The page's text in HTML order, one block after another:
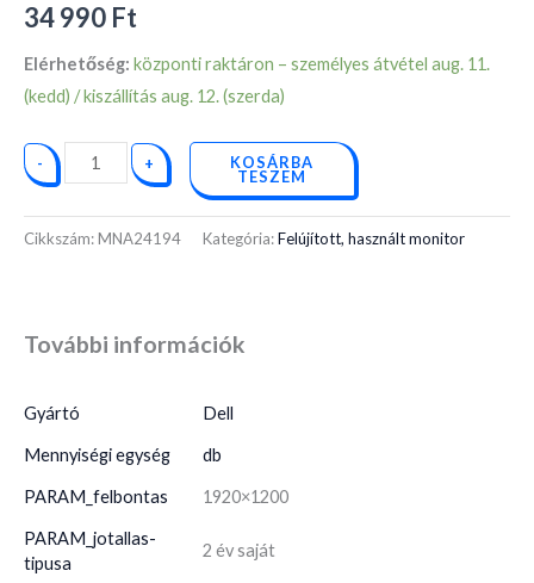
34 990 Ft
Elérhetőség: központi raktáron – személyes átvétel aug. 11.
(kedd) / kiszállítás aug. 12. (szerda)
- + KOSÁRBA
TESZEM
Cikkszám:MNA24194 Kategória:Felújított, használt monitor
További információk
Gyártó Dell
Mennyiségi egység db
PARAM_felbontas 1920×1200
PARAM_jotallas-
tipusa
2 év saját